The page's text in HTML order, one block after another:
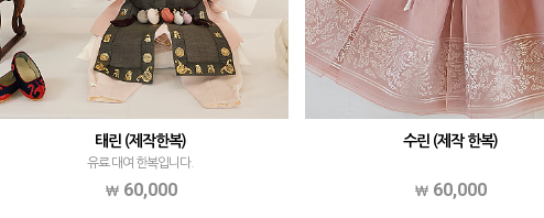
태린 (제작한복)
유료 대여 한복입니다.
60,000
수린 (제작 한복)
60,000